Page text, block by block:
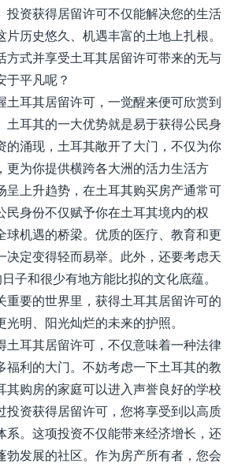
投资获得居留许可不仅能解决您的生活
历史悠久、机遇丰富的土地上扎根。
方式并享受土耳其居留许可带来的无与
于平凡呢？
土耳其居留许可，一觉醒来便可欣赏到
土耳其的一大优势就是易于获得公民身
的涌现，土耳其敞开了大门，不仅为你
更为你提供横跨各大洲的活力生活方
呈上升趋势，在土耳其购买房产通常可
民身份不仅赋予你在土耳其境内的权
球机遇的桥梁。优质的医疗、教育和更
决定变得轻而易举。此外，还要考虑天
子和很少有地方能比拟的文化底蕴。
重要的世界里，获得土耳其居留许可的
明、阳光灿烂的未来的护照。
土耳其居留许可，不仅意味着一种法律
福利的大门。不妨考虑一下土耳其的教
其购房的家庭可以进入声誉良好的学校
投资获得居留许可，您将享受到以高质
系。这项投资不仅能带来经济增长，还
勃发展的社区。作为房产所有者，您会